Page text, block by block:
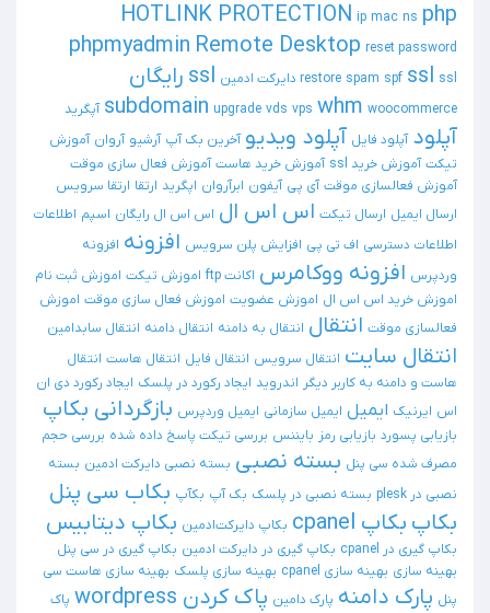
HOTLINK PROTECTION ip mac ns php
phpmyadmin Remote Desktop reset password
restore spam spf ssl ssl دایرکت ادمین
ssl رایگان
subdomain upgrade vds vps whm woocommerce آپگرید
آپلود آپلود فایل آپلود ویدیو آخرین بک آپ آرشیو آروان آموزش
تیکت آموزش خرید ssl آموزش خرید هاست آموزش فعال سازی موقت
آموزش فعالسازی موقت آی پی آیفون ابرآروان اپگرید ارتقا ارتقا سرویس
ارسال ایمیل ارسال تیکت اس اس ال اس اس ال رایگان اسپم اطلاعات
اطلاعات دسترسی اف تی پی افزایش پلن سرویس افزونه افزونه
وردپرس افزونه ووکامرس اکانت ftp اموزش تیکت اموزش ثبت نام
اموزش خرید اس اس ال اموزش عضویت اموزش فعال سازی موقت اموزش
فعالسازی موقت انتقال انتقال به دامنه انتقال دامنه انتقال سابدامین
انتقال سایت انتقال سرویس انتقال فایل انتقال هاست انتقال
هاست و دامنه به کاربر دیگر اندروید ایجاد رکورد در پلسک ایجاد رکورد دی ان
اس ایرنیک ایمیل ایمیل سازمانی ایمیل وردپرس بازگردانی بکاپ
بازیابی پسورد بازیابی رمز بایننس بررسی تیکت پاسخ داده شده بررسی حجم
مصرف شده سی پنل بسته نصبی بسته نصبی دایرکت ادمین بسته
نصبی در plesk
بسته نصبی در پلسک بک آپ بکآپ بکاب سی پنل
بکاپ بکاپ cpanel بکاپ دایرکت‌ادمین بکاپ دیتابیس
بکاپ گیری در cpanel بکاپ گیری در دایرکت ادمین بکاپ گیری در سی پنل
بهینه سازی بهینه سازی cpanel بهینه سازی پلسک بهینه سازی هاست سی
پنل پارک دامنه پارک دامین پاک کردن wordpress
پاک